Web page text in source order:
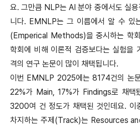
요. 그만큼 NLP는 AI 분야 중에서도 실
니다. EMNLP는 그 이름에서 알 수 있
(Emperical Methods)을 중시하는 학
학회에 비해 이론적 검증보다는 실험을
격의 연구 논문이 많이 채택됩니다.
이번 EMNLP 2025에는 8174건의 논
22%가 Main, 17%가 Findings로 채택
3200여 건 정도가 채택된 것인데요. 이
차지하는 주제(Track)는 Resources